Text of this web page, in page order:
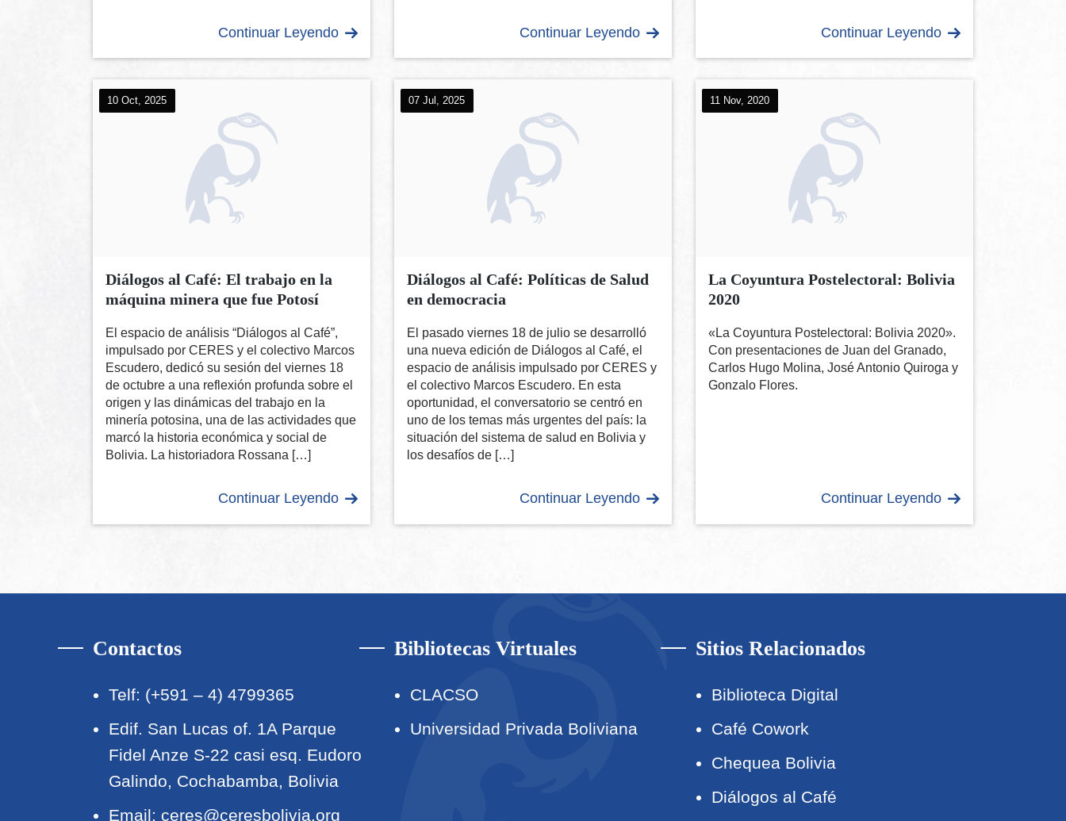
Continuar Leyendo Continuar Leyendo Continuar Leyendo
10 Oct, 2025
Diálogos al Café: El trabajo en la
máquina minera que fue Potosí
El espacio de análisis “Diálogos al Café”,
impulsado por CERES y el colectivo Marcos
Escudero, dedicó su sesión del viernes 18
de octubre a una reflexión profunda sobre el
origen y las dinámicas del trabajo en la
minería potosina, una de las actividades que
marcó la historia económica y social de
Bolivia. La historiadora Rossana […]
Continuar Leyendo
07 Jul, 2025
Diálogos al Café: Políticas de Salud
en democracia
El pasado viernes 18 de julio se desarrolló
una nueva edición de Diálogos al Café, el
espacio de análisis impulsado por CERES y
el colectivo Marcos Escudero. En esta
oportunidad, el conversatorio se centró en
uno de los temas más urgentes del país: la
situación del sistema de salud en Bolivia y
los desafíos de […]
Continuar Leyendo
11 Nov, 2020
La Coyuntura Postelectoral: Bolivia
2020
«La Coyuntura Postelectoral: Bolivia 2020».
Con presentaciones de Juan del Granado,
Carlos Hugo Molina, José Antonio Quiroga y
Gonzalo Flores.
Continuar Leyendo
Contactos
Telf: (+591 – 4) 4799365
Edif. San Lucas of. 1A Parque
Fidel Anze S-22 casi esq. Eudoro
Galindo, Cochabamba, Bolivia
Email: ceres@ceresbolivia.org
Bibliotecas Virtuales
CLACSO
Universidad Privada Boliviana
Sitios Relacionados
Biblioteca Digital
Café Cowork
Chequea Bolivia
Diálogos al Café